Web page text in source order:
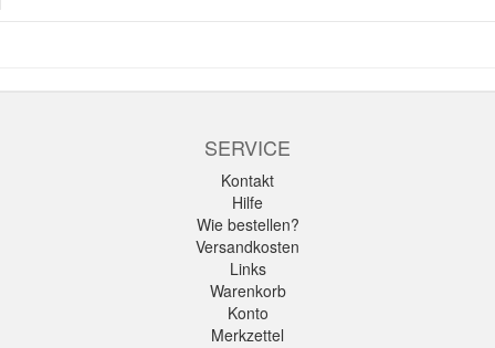
SERVICE
Kontakt
Hilfe
Wie bestellen?
Versandkosten
Links
Warenkorb
Konto
Merkzettel